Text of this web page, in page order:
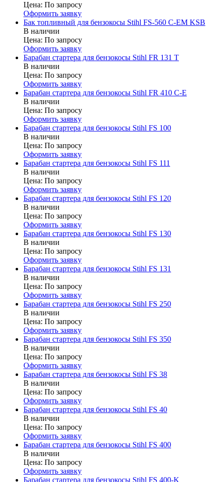
Цена: По запросу
Оформить заявку
Бак топливный для бензокосы Stihl FS-560 C-EM KSB
В наличии
Цена: По запросу
Оформить заявку
Барабан стартера для бензокосы Stihl FR 131 T
В наличии
Цена: По запросу
Оформить заявку
Барабан стартера для бензокосы Stihl FR 410 C-E
В наличии
Цена: По запросу
Оформить заявку
Барабан стартера для бензокосы Stihl FS 100
В наличии
Цена: По запросу
Оформить заявку
Барабан стартера для бензокосы Stihl FS 111
В наличии
Цена: По запросу
Оформить заявку
Барабан стартера для бензокосы Stihl FS 120
В наличии
Цена: По запросу
Оформить заявку
Барабан стартера для бензокосы Stihl FS 130
В наличии
Цена: По запросу
Оформить заявку
Барабан стартера для бензокосы Stihl FS 131
В наличии
Цена: По запросу
Оформить заявку
Барабан стартера для бензокосы Stihl FS 250
В наличии
Цена: По запросу
Оформить заявку
Барабан стартера для бензокосы Stihl FS 350
В наличии
Цена: По запросу
Оформить заявку
Барабан стартера для бензокосы Stihl FS 38
В наличии
Цена: По запросу
Оформить заявку
Барабан стартера для бензокосы Stihl FS 40
В наличии
Цена: По запросу
Оформить заявку
Барабан стартера для бензокосы Stihl FS 400
В наличии
Цена: По запросу
Оформить заявку
Барабан стартера для бензокосы Stihl FS 400-K